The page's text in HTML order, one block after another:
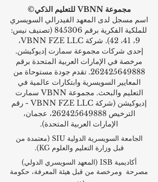
مجموعة VBNN للتعليم الذكي©
اسم مسجل لدى المعهد الفيدرالي السويسري
للملكية الفكرية برقم 845306 (تصنيف نيس:
9، 41، 42). شركة VBNN FZE LLC،
إحدى شركات مجموعة سمارت إديوكيشن.
مرخصة في الإمارات العربية المتحدة برقم
262425649888. تقدم جودة مستوحاة من
المعايير السويسرية وابتكارات عالمية في
التعليم والبحث. مجموعة VBNN سمارت
إديوكيشن (شركة VBNN FZE LLC - رقم
الترخيص262425649888، عجمان،
الإمارات العربية المتحدة).
الجامعة السويسرية الدوليةSIU
(معتمدة من
قبل وزارة التعليم والعلوم KG).
أكاديمية ISB (المعهد السويسري الدولي)
مصرحة ومرخصة من قبل هيئة المعرفة، حكومة